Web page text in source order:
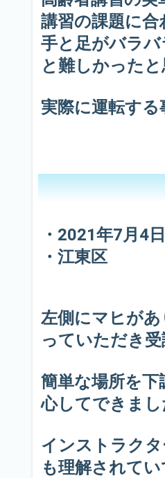
講習の課題に合
手と足がバラ
と難しかったと
実際に運転す
・2021年7月4
・江東区
左側にマヒが
っていただき
簡単な場所を
心してできまし
インストラク
も理解されて